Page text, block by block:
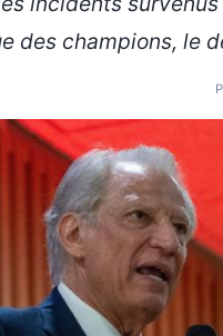
des champions, le